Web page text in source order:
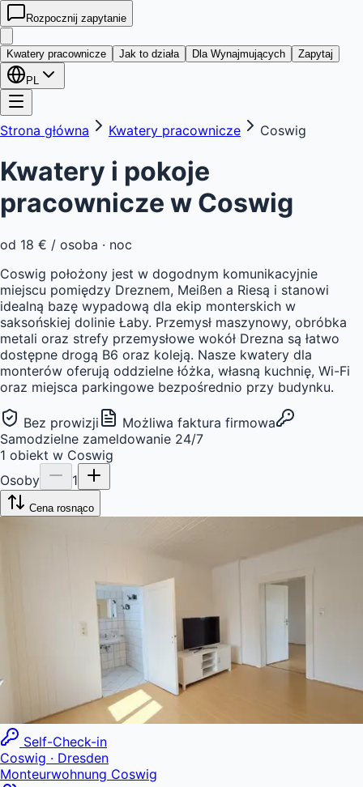
Rozpocznij zapytanie
kwatera24
Kwatery pracownicze Jak to działa Dla Wynajmujących Zapytaj
PL
Strona główna Kwatery pracownicze Coswig
Kwatery i pokoje
pracownicze w Coswig
od 18 € / osoba · noc
Coswig położony jest w dogodnym komunikacyjnie
miejscu pomiędzy Dreznem, Meißen a Riesą i stanowi
idealną bazę wypadową dla ekip monterskich w
saksońskiej dolinie Łaby. Przemysł maszynowy, obróbka
metali oraz strefy przemysłowe wokół Drezna są łatwo
dostępne drogą B6 oraz koleją. Nasze kwatery dla
monterów oferują oddzielne łóżka, własną kuchnię, Wi-Fi
oraz miejsca parkingowe bezpośrednio przy budynku.
Bez prowizji
Możliwa faktura firmowa
Samodzielne zameldowanie 24/7
1 obiekt w Coswig
Osoby
1
Cena rosnąco
Self-Check-in
Coswig · Dresden
Monteurwohnung Coswig